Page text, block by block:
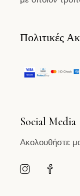
Πολιτικές
Social Media
Ακολουθήστε